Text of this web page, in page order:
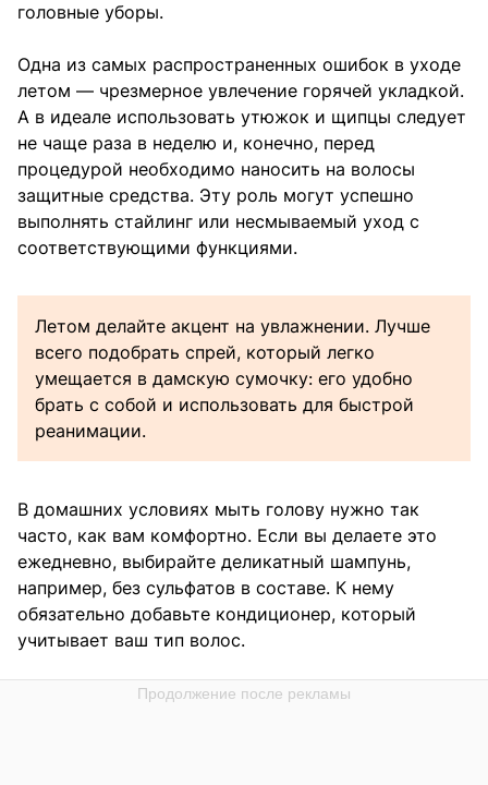
головные уборы.
Одна из самых распространенных ошибок в уходе
летом — чрезмерное увлечение горячей укладкой.
А в идеале использовать утюжок и щипцы следует
не чаще раза в неделю и, конечно, перед
процедурой необходимо наносить на волосы
защитные средства. Эту роль могут успешно
выполнять стайлинг или несмываемый уход с
соответствующими функциями.
Летом делайте акцент на увлажнении. Лучше
всего подобрать спрей, который легко
умещается в дамскую сумочку: его удобно
брать с собой и использовать для быстрой
реанимации.
В домашних условиях мыть голову нужно так
часто, как вам комфортно. Если вы делаете это
ежедневно, выбирайте деликатный шампунь,
например, без сульфатов в составе. К нему
обязательно добавьте кондиционер, который
учитывает ваш тип волос.